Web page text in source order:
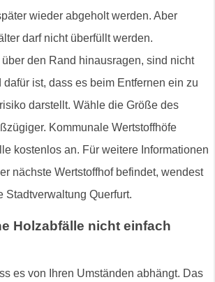
wieder abgeholt werden. Aber
darf nicht überfüllt werden.
den Rand hinausragen, sind nicht
dafür ist, dass es beim Entfernen ein zu
darstellt. Wähle die Größe des
Kommunale Wertstoffhöfe
kostenlos an. Für weitere Informationen
nächste Wertstoffhof befindet, wendest
Stadtverwaltung Querfurt.
Holzabfälle nicht einfach
es von Ihren Umständen abhängt. Das